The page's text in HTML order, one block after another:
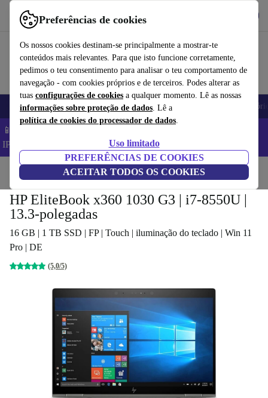
Preferências de cookies
Os nossos cookies destinam-se principalmente a mostrar-te
conteúdos mais relevantes. Para que isto funcione corretamente,
pedimos o teu consentimento para analisar o teu comportamento de
navegação - com cookies próprios e de terceiros. Podes alterar as
tuas configurações de cookies a qualquer momento. Lê as nossas
informações sobre proteção de dados. Lê a
política de cookies do processador de dados.
Uso limitado
PREFERÊNCIAS DE COOKIES
ACEITAR TODOS OS COOKIES
Use o refurbed de forma rápida e fácil
Telemóveis Computadores Portáteis Tablets
📱 Poupa 5% EXTRA em todos os iPhones – Código:
IPHONEDEAL –
Início Computadores portáteis Computadores portáteis HP
HP EliteBook x360 1030 G3 | i7-8550U |
13.3-polegadas
16 GB | 1 TB SSD | FP | Touch | iluminação do teclado | Win 11
Pro | DE
(5,0/5)